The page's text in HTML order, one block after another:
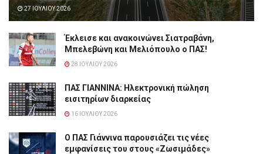
27 ΙΟΥΛΊΟΥ 2026
Έκλεισε και ανακοινώνει Σιατραβάνη,
Μπελεβώνη και Μελιόπουλο ο ΠΑΣ!
28 ΙΟΥΛΊΟΥ 2026
ΠΑΣ ΓΙΑΝΝΙΝΑ: Hλεκτρονική πώληση
εισιτηρίων διαρκείας
16 ΙΟΥΛΊΟΥ 2026
Ο ΠΑΣ Γιάννινα παρουσιάζει τις νέες
εμφανίσεις του στους «Ζωσιμάδες»